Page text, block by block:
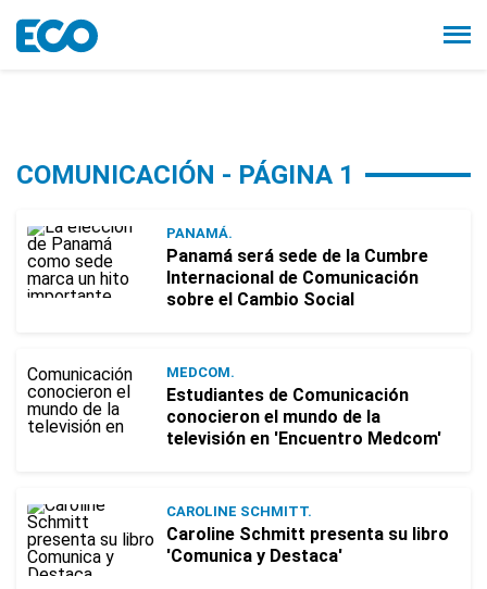
COMUNICACIÓN - PÁGINA 1
PANAMÁ.
Panamá será sede de la Cumbre
Internacional de Comunicación
sobre el Cambio Social
MEDCOM.
Estudiantes de Comunicación
conocieron el mundo de la
televisión en 'Encuentro Medcom'
CAROLINE SCHMITT.
Caroline Schmitt presenta su libro
'Comunica y Destaca'